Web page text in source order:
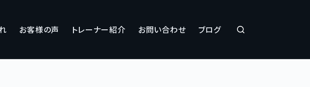
お客様の声 トレーナー紹介 お問い合わせ ブログ